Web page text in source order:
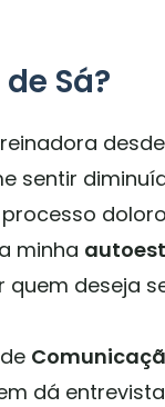
Sá?
desde
sentir
minha
quem deseja
dá